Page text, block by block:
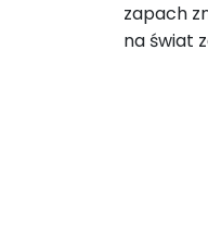
zapach
na świat